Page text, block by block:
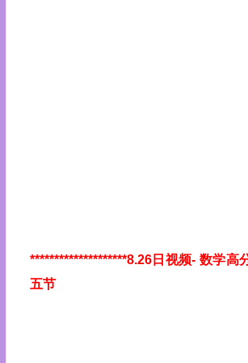
********************8.26日视频- 数学高
五节